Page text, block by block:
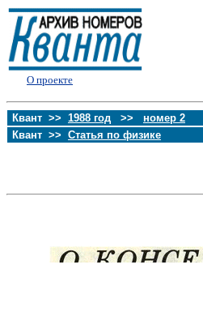
О проекте
Квант >> 1988 год >> номер 2
Квант >> Статья по физике